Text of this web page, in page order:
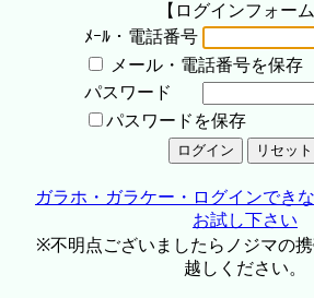
【ログインフォーム
ﾒｰﾙ・電話番号
メール・電話番号を保存
パスワード
パスワードを保存
ガラホ・ガラケー・ログインでき
お試し下さい
※不明点ございましたらノジマの
越しください。